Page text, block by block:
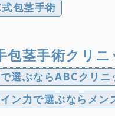
包茎手術
包茎手術クリ
選ぶならABCクリニ
ン力で選ぶならメン